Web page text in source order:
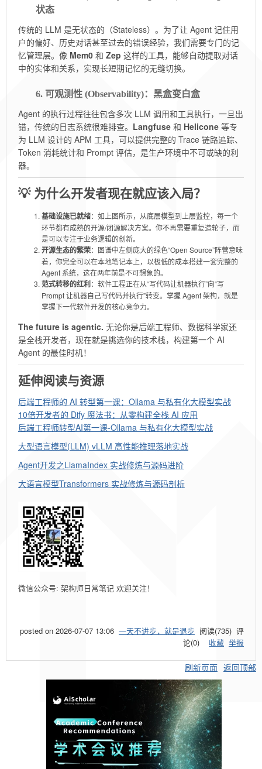
状态
传统的 LLM 是无状态的（Stateless）。为了让 Agent 记住用
户的偏好、历史对话甚至过去的错误经验，我们需要专门的记
忆管理层。像 Mem0 和 Zep 这样的工具，能够自动提取对话
中的实体和关系，实现长短期记忆的无缝切换。
6. 可观测性 (Observability)：黑盒变白盒
Agent 的执行过程往往包含多次 LLM 调用和工具执行，一旦出
错，传统的日志系统很难排查。 Langfuse 和 Helicone 等专
为 LLM 设计的 APM 工具，可以提供完整的 Trace 链路追踪、
Token 消耗统计和 Prompt 评估，是生产环境中不可或缺的利
器。
💡 为什么开发者现在就应该入局？
基础设施已就绪：如上图所示，从底层模型到上层监控，每一个
环节都有成熟的开源/闭源解决方案。你不再需要重复造轮子，而
是可以专注于业务逻辑的创新。
开源生态的繁荣：图谱中左侧庞大的绿色“Open Source”阵营意味
着，你完全可以在本地笔记本上，以极低的成本搭建一套完整的
Agent 系统，这在两年前是不可想象的。
范式转移的红利 ：软件工程正在从“写代码让机器执行”向“写
Prompt 让机器自己写代码并执行”转变。掌握 Agent 架构，就是
掌握下一代软件开发的核心竞争力。
The future is agentic. 无论你是后端工程师、数据科学家还
是全栈开发者，现在就是挑选你的技术栈，构建第一个 AI
Agent 的最佳时机！
延伸阅读与资源
后端工程师的 AI 转型第一课：Ollama 与私有化大模型实战
10倍开发者的 Dify 魔法书：从零构建全栈 AI 应用
后端工程师转型AI第一课-Ollama 与私有化大模型实战
大型语言模型(LLM) vLLM 高性能推理落地实战
Agent开发之LlamaIndex 实战修炼与源码进阶
大语言模型Transformers 实战修炼与源码剖析
微信公众号: 架构师日常笔记 欢迎关注！
posted on 2026-07-07 13:06 一天不进步，就是退步 阅读(735) 评
论(0) 收藏 举报
刷新页面 返回顶部